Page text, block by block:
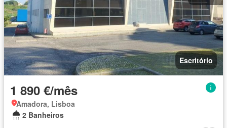
Escritório
1 890 €/mês
Amadora, Lisboa
2 Banheiros